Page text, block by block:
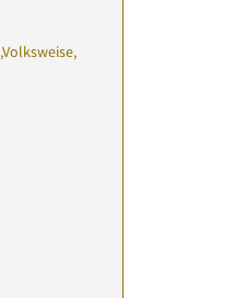
,Volksweise,